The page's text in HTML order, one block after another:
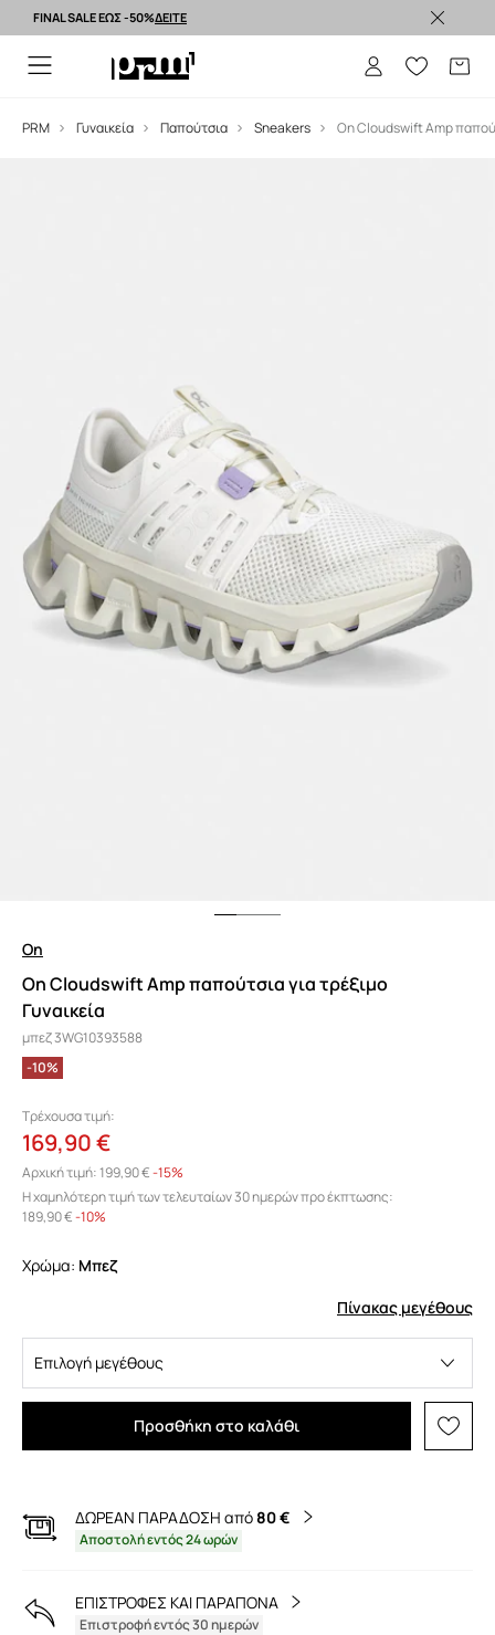
FINAL SALE ΕΩΣ -50%ΔΕΙΤΕ
PRM Γυναικεία Παπούτσια Sneakers
On
On Cloudswift Amp παπούτσια για τρέξιμο
Γυναικεία
μπεζ 3WG10393588
-10%
Τρέχουσα τιμή:
169,90 €
Αρχική τιμή:199,90 €-15%
Η χαμηλότερη τιμή των τελευταίων 30 ημερών προ έκπτωσης:
189,90 € -10%
Χρώμα:
μπεζ
Πίνακας μεγέθους
Επιλογή μεγέθους
Προσθήκη στο καλάθι
ΔΩΡΕΑΝ ΠΑΡΑΔΟΣΗ από80 €
Αποστολή εντός 24 ωρών
ΕΠΙΣΤΡΟΦΕΣ ΚΑΙ ΠΑΡΑΠΟΝΑ
Επιστροφή εντός 30 ημερών